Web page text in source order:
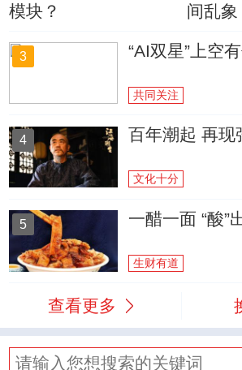
模块？
间乱象
3 “AI双星”上空
共同关注
4 百年潮起 再现
文化十分
5 一醋一面 “酸”
生财有道
查看更多